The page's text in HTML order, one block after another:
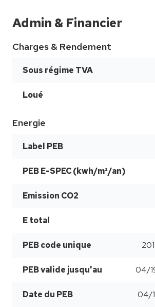
Admin & Financier
Charges & Rendement
Sous régime TVA
Loué
Energie
Label PEB
PEB E-SPEC (kwh/m²/an)
Emission CO2
E total
PEB code unique
PEB valide jusqu'au 04/
Date du PEB 04/